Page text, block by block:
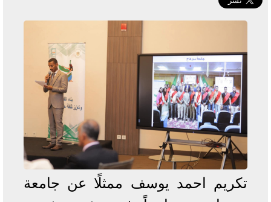
تكريم احمد يوسف ممثلًا عن جامعة